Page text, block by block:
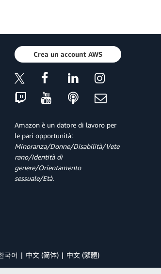
Crea un account AWS
Amazon è un datore di lavoro per
le pari opportunità:
Minoranza/Donne/Disabilità/Vete
rano/Identità di
genere/Orientamento
sessuale/Età.
국어 中文 (简体) 中文 (繁體)